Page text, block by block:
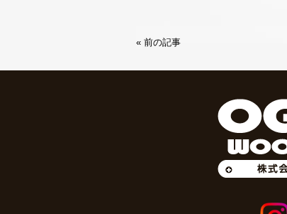
« 前の記事